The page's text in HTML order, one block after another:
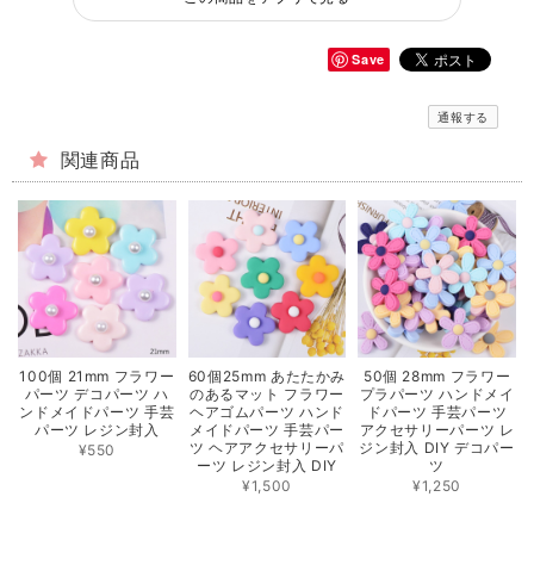
Save
通報する
関連商品
100個 21mm フラワー
パーツ デコパーツ ハ
ンドメイドパーツ 手芸
パーツ レジン封入
¥550
60個25mm あたたかみ
のあるマット フラワー
ヘアゴムパーツ ハンド
メイドパーツ 手芸パー
ツ ヘアアクセサリーパ
ーツ レジン封入 DIY
¥1,500
50個 28mm フラワー
プラパーツ ハンドメイ
ドパーツ 手芸パーツ
アクセサリーパーツ レ
ジン封入 DIY デコパー
ツ
¥1,250